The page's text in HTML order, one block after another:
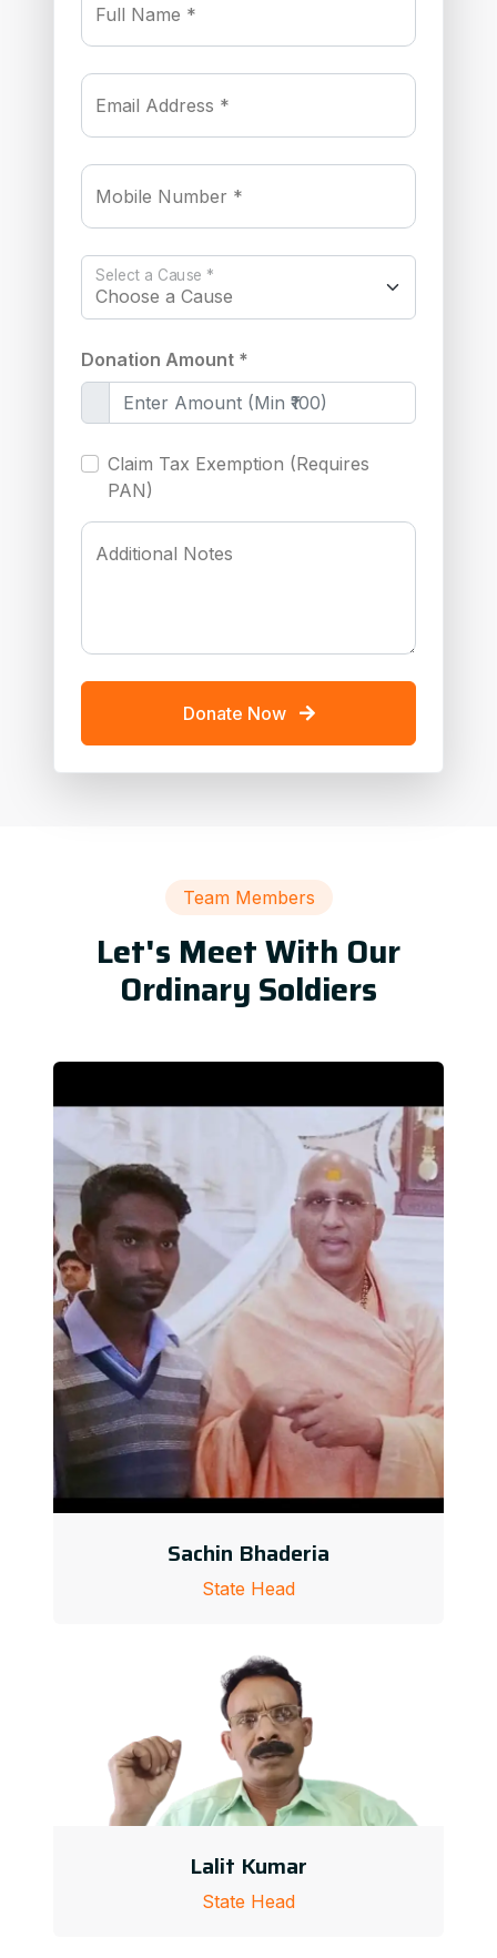
Full Name *
Email Address *
Mobile Number *
Select a Cause *
Donation Amount *
Claim Tax Exemption (Requires
PAN)
Additional Notes
Donate Now
Team Members
Let's Meet With Our
Ordinary Soldiers
Sachin Bhaderia
State Head
Lalit Kumar
State Head